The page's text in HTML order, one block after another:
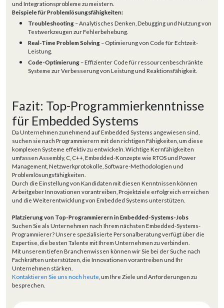
und Integrationsprobleme zu meistern.
Beispiele für Problemlösungsfähigkeiten:
Troubleshooting – Analytisches Denken, Debugging und Nutzung von
Testwerkzeugen zur Fehlerbehebung.
Real-Time Problem Solving – Optimierung von Code für Echtzeit-
Leistung.
Code-Optimierung – Effizienter Code für ressourcenbeschränkte
Systeme zur Verbesserung von Leistung und Reaktionsfähigkeit.
Fazit: Top-Programmierkenntnisse
für Embedded Systems
Da Unternehmen zunehmend auf Embedded Systems angewiesen sind,
suchen sie nach Programmierern mit den richtigen Fähigkeiten, um diese
komplexen Systeme effektiv zu entwickeln. Wichtige Kernfähigkeiten
umfassen Assembly, C, C++, Embedded-Konzepte wie RTOS und Power
Management, Netzwerkprotokolle, Software-Methodologien und
Problemlösungsfähigkeiten.
Durch die Einstellung von Kandidaten mit diesen Kenntnissen können
Arbeitgeber Innovationen vorantreiben, Projektziele erfolgreich erreichen
und die Weiterentwicklung von Embedded Systems unterstützen.
Platzierung von Top-Programmierern in Embedded-Systems-Jobs
Suchen Sie als Unternehmen nach Ihrem nächsten Embedded-Systems-
Programmierer? Unsere spezialisierte Personalberatung verfügt über die
Expertise, die besten Talente mit Ihrem Unternehmen zu verbinden.
Mit unserem tiefen Branchenwissen können wir Sie bei der Suche nach
Fachkräften unterstützen, die Innovationen vorantreiben und Ihr
Unternehmen stärken.
Kontaktieren Sie uns noch heute , um Ihre Ziele und Anforderungen zu
besprechen.